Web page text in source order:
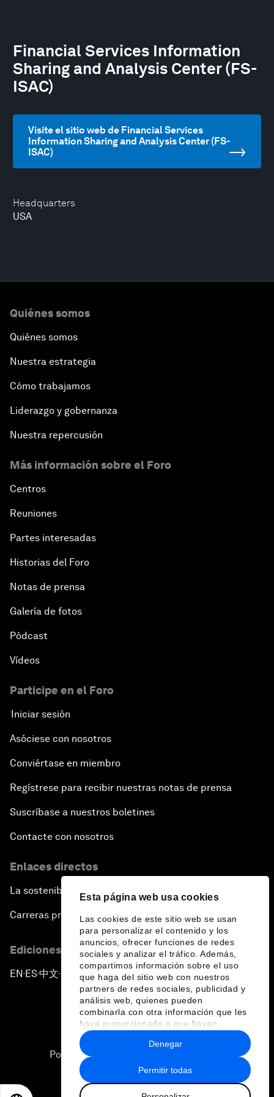
Esta página web usa cookies
Las cookies de este sitio web se usan
para personalizar el contenido y los
anuncios, ofrecer funciones de redes
sociales y analizar el tráfico. Además,
compartimos información sobre el uso
que haga del sitio web con nuestros
partners de redes sociales, publicidad y
análisis web, quienes pueden
combinarla con otra información que les
haya proporcionado o que hayan
recopilado a partir del uso que haya
hecho de sus servicios.
Permitir todas
Denegar
Headquarters
USA
Financial Services Information
Sharing and Analysis Center (FS-
ISAC)
Visite el sitio web de Financial Services
Information Sharing and Analysis Center (FS-
ISAC)
Quiénes somos
Quiénes somos
Nuestra estrategia
Cómo trabajamos
Liderazgo y gobernanza
Nuestra repercusión
Más información sobre el Foro
Centros
Reuniones
Partes interesadas
Historias del Foro
Notas de prensa
Galería de fotos
Pódcast
Vídeos
Participe en el Foro
Iniciar sesión
Asóciese con nosotros
Conviértase en miembro
Regístrese para recibir nuestras notas de prensa
Suscríbase a nuestros boletines
Contacte con nosotros
Enlaces directos
La sostenibilidad en el Foro
Carreras profesionales
Ediciones en otros idiomas
EN ▪ES▪中文▪ 日本語
Política de privacidad y normas de uso
Sitemap